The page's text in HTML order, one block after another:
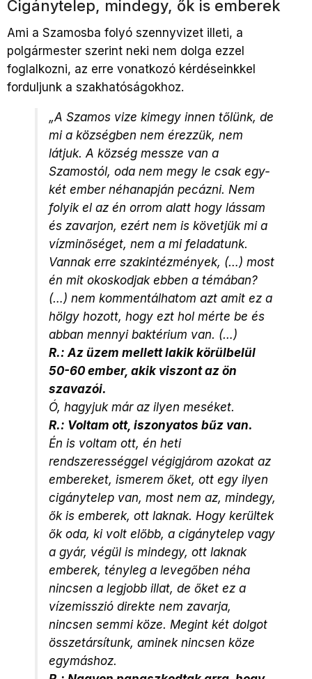
Cigánytelep, mindegy, ők is emberek
Ami a Szamosba folyó szennyvizet illeti, a
polgármester szerint neki nem dolga ezzel
foglalkozni, az erre vonatkozó kérdéseinkkel
forduljunk a szakhatóságokhoz.
„A Szamos vize kimegy innen tőlünk, de
mi a községben nem érezzük, nem
látjuk. A község messze van a
Szamostól, oda nem megy le csak egy-
két ember néhanapján pecázni. Nem
folyik el az én orrom alatt hogy lássam
és zavarjon, ezért nem is követjük mi a
vízminőséget, nem a mi feladatunk.
Vannak erre szakintézmények, (…) most
én mit okoskodjak ebben a témában?
(…) nem kommentálhatom azt amit ez a
hölgy hozott, hogy ezt hol mérte be és
abban mennyi baktérium van. (…)
R.: Az üzem mellett lakik körülbelül
50-60 ember, akik viszont az ön
szavazói.
Ó, hagyjuk már az ilyen meséket.
R.: Voltam ott, iszonyatos bűz van.
Én is voltam ott, én heti
rendszerességgel végigjárom azokat az
embereket, ismerem őket, ott egy ilyen
cigánytelep van, most nem az, mindegy,
ők is emberek, ott laknak. Hogy kerültek
ők oda, ki volt előbb, a cigánytelep vagy
a gyár, végül is mindegy, ott laknak
emberek, tényleg a levegőben néha
nincsen a legjobb illat, de őket ez a
vízemisszió direkte nem zavarja,
nincsen semmi köze. Megint két dolgot
összetársítunk, aminek nincsen köze
egymáshoz.